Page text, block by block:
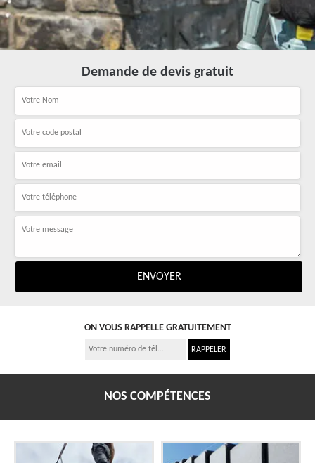
Demande de devis gratuit
ON VOUS RAPPELLE GRATUITEMENT
NOS COMPÉTENCES